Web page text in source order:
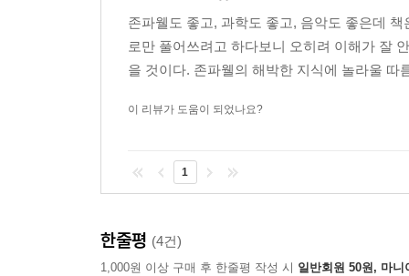
존파웰도 좋고, 과학도 좋고, 음악도 좋은데
로만 풀어쓰려고 하다보니 오히려 이해가 잘
을 것이다. 존파웰의 해박한 지식에 놀라울
이 리뷰가 도움이 되었나요?
1
한줄평 (4건)
1,000원 이상 구매 후 한줄평 작성 시 일반회원 50원, 마니